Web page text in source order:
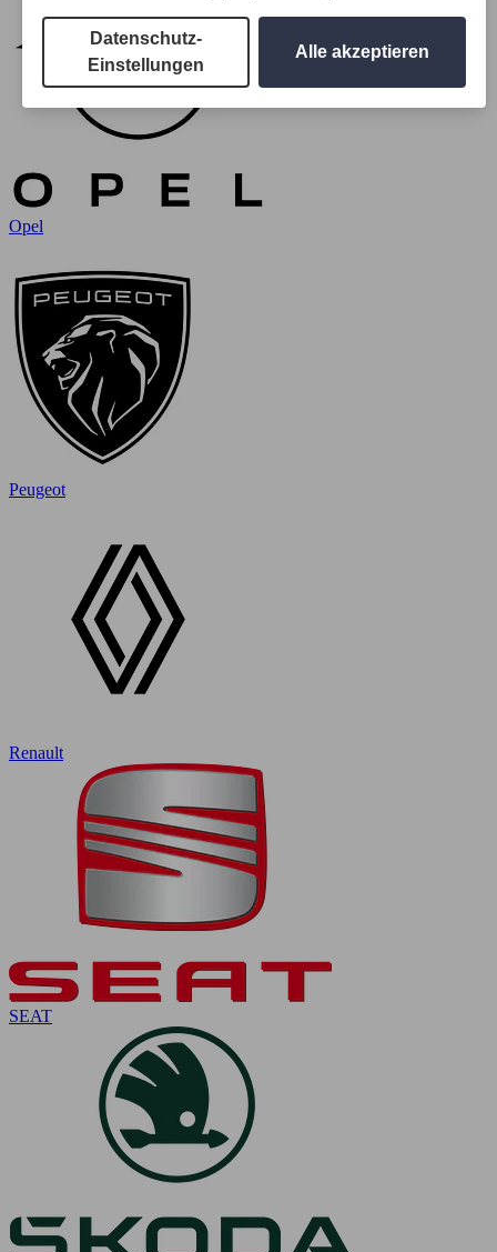
Opel
Peugeot
Renault
SEAT
Datenschutz-
Einstellungen
Alle akzeptieren